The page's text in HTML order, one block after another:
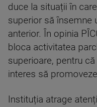
duce la situații în
superior să însemne
anterior. În opinia
bloca activitatea
superioare, pentru
interes să
Instituția atrage